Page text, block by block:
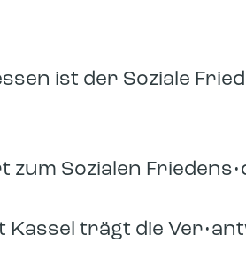
ist der Soziale
zum Sozialen
Kassel trägt die